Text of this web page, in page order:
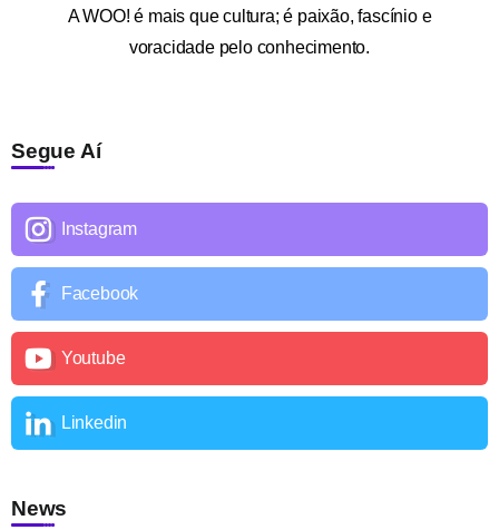
AWOO! é mais que cultura; é paixão, fascínio e
voracidade pelo conhecimento.
Segue Aí
Instagram
Facebook
Youtube
Linkedin
News